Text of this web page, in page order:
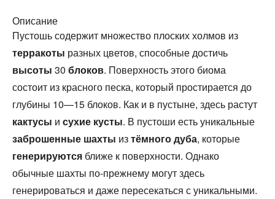
Описание
Пустошь содержит множество плоских холмов из
терракоты разных цветов, способные достичь
высоты 30 блоков. Поверхность этого биома
состоит из красного песка, который простирается до
глубины 10—15 блоков. Как и в пустыне, здесь растут
кактусы и сухие кусты. В пустоши есть уникальные
заброшенные шахты изтёмного дуба, которые
генерируются ближе к поверхности. Однако
обычные шахты по-прежнему могут здесь
генерироваться и даже пересекаться с уникальными.